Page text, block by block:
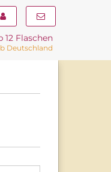
12 Flaschen
Deutschland